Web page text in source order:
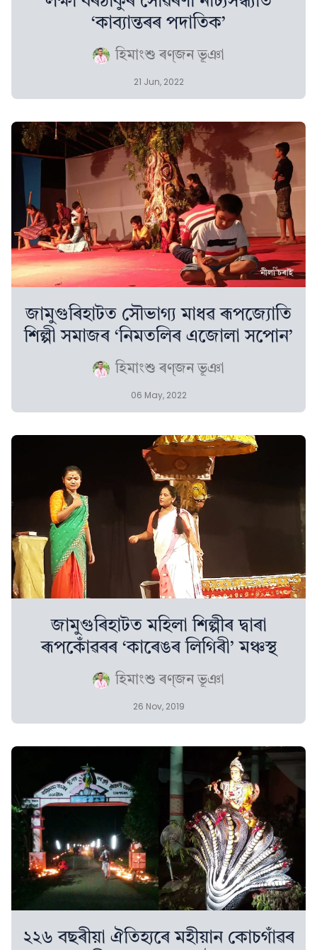
‘কাব্যান্তৰৰ পদাতিক’
হিমাংশু ৰণ্‌জন ভূঞা
21 Jun, 2022
জামুগুৰিহাটত সৌভাগ্য মাধৱ ৰূপজ্যোতি
শিল্পী সমাজৰ ‘নিমতলিৰ এজোলা সপোন’
হিমাংশু ৰণ্‌জন ভূঞা
06 May, 2022
জামুগুৰিহাটত মহিলা শিল্পীৰ দ্বাৰা
ৰূপকোঁৱৰৰ ‘কাৰেঙৰ লিগিৰী’ মঞ্চস্থ
হিমাংশু ৰণ্‌জন ভূঞা
26 Nov, 2019
২২৬ বছৰীয়া ঐতিহ্যৰে মহীয়ান কোচগাঁৱৰ